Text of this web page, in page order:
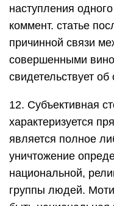
наступления
коммент. статье
причинной связи
совершенными
свидетельствует об
12. Субъективная
характеризуется
является полное
уничтожение
национальной,
группы людей.